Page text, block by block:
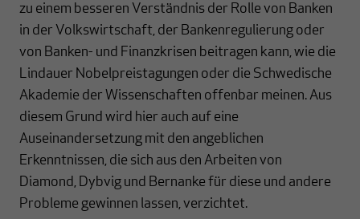
zu einem besseren Verständnis der Rolle von Banken
in der Volkswirtschaft, der Bankenregulierung oder
von Banken- und Finanzkrisen beitragen kann, wie die
Lindauer Nobelpreistagungen oder die Schwedische
Akademie der Wissenschaften offenbar meinen. Aus
diesem Grund wird hier auch auf eine
Auseinandersetzung mit den angeblichen
Erkenntnissen, die sich aus den Arbeiten von
Diamond, Dybvig und Bernanke für diese und andere
Probleme gewinnen lassen, verzichtet.